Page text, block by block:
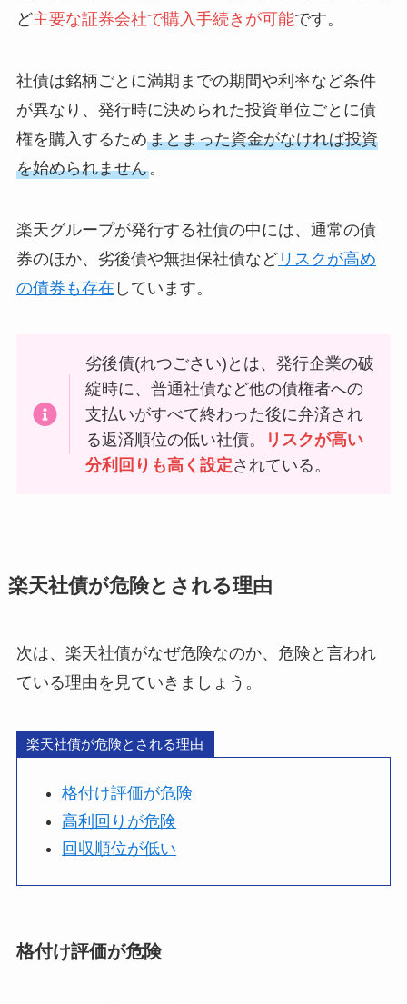
ど主要な証券会社で購入手続きが可能です。
社債は銘柄ごとに満期までの期間や利率など条件
が異なり、発行時に決められた投資単位ごとに債
権を購入するためまとまった資金がなければ投資
を始められません。
楽天グループが発行する社債の中には、通常の債
券のほか、劣後債や無担保社債などリスクが高め
の債券も存在 しています。
劣後債(れつごさい)とは、発行企業の破
綻時に、普通社債など他の債権者への
支払いがすべて終わった後に弁済され
る返済順位の低い社債。
リスクが高い
分利回りも高く設定されている。
楽天社債が危険とされる理由
次は、楽天社債がなぜ危険なのか、危険と言われ
ている理由を見ていきましょう。
楽天社債が危険とされる理由
格付け評価が危険
高利回りが危険
回収順位が低い
格付け評価が危険